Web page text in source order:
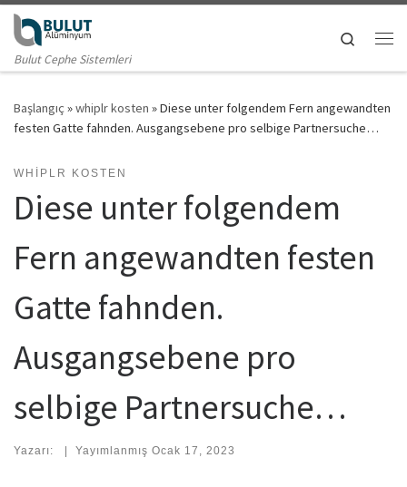
Skip to content
Bulut Cephe Sistemleri
Search
Başlangıç »whiplr kosten »Diese unter folgendem Fern angewandten
festen Gatte fahnden. Ausgangsebene pro selbige Partnersuche…
WHIPLR KOSTEN
Diese unter folgendem
Fern angewandten festen
Gatte fahnden.
Ausgangsebene pro
selbige Partnersuche…
Yazarı: | Yayımlanmış Ocak 17, 2023